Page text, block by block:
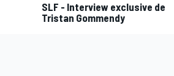
SLF - Interview exclusive de
Tristan Gommendy